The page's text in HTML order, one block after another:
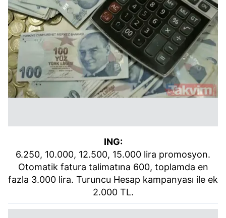
ilgili mevzuata uygun olarak kullanılan çerezlerle ilgili bilgi
almak için lütfen tıklayınız.
ING:
6.250, 10.000, 12.500, 15.000 lira promosyon.
Otomatik fatura talimatına 600, toplamda en
fazla 3.000 lira. Turuncu Hesap kampanyası ile ek
2.000 TL.